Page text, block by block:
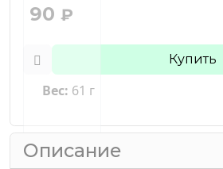
90 ₽
Купить
Вес: 61 г
Описание